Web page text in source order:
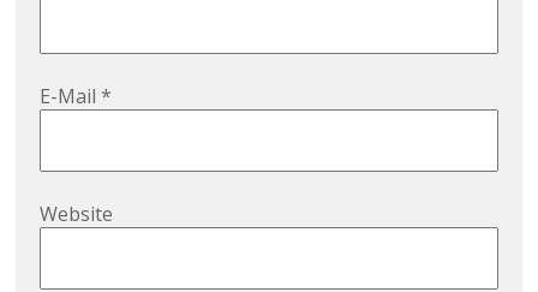
E-Mail*
Website